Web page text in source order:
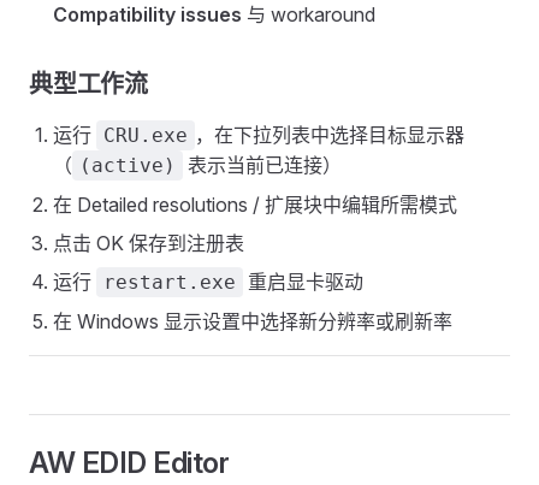
Compatibility issues 与 workaround
典型工作流
运行 CRU.exe ，在下拉列表中选择目标显示器
（ (active)
表示当前已连接）
在 Detailed resolutions / 扩展块中编辑所需模式
点击 OK 保存到注册表
运行
restart.exe
重启显卡驱动
在 Windows 显示设置中选择新分辨率或刷新率
AW EDID Editor